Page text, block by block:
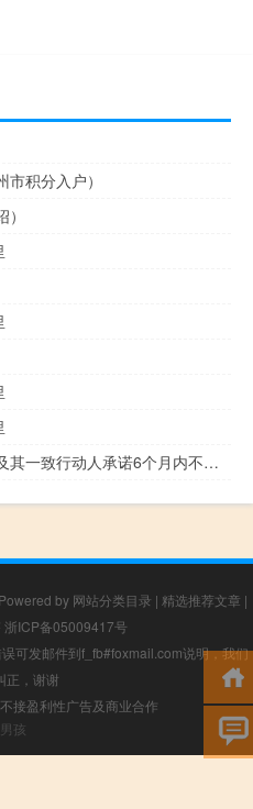
积分入户）
长荣股份：控股股东、实控人及其一致行动人承诺6个月内不减持股份
Powered by 网站分类目录 | 精选推荐文章 |
浙ICP备05009417号
可发邮件到f_fb#foxmail.com说明，我们
正，谢谢
接盈利性广告及商业合作
孩